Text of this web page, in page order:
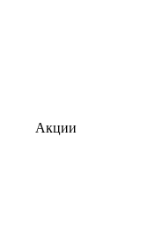
Акции